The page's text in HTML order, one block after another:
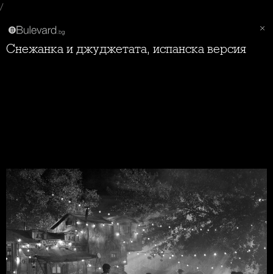
/
Снежанка и джуджетата, испанска версия